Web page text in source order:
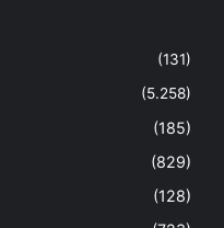
(131)
(5.258)
(185)
(829)
(128)